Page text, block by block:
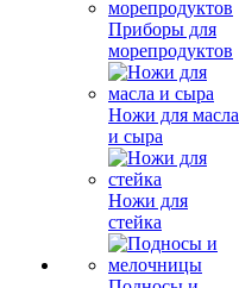
Приборы для
морепродуктов
Ножи для масла
и сыра
Ножи для
стейка